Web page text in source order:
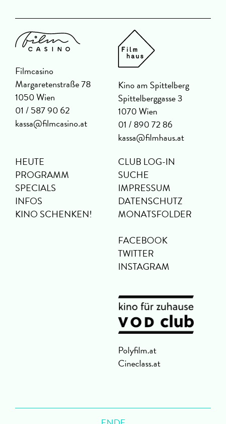
Filmcasino
Margaretenstraße 78
1050 Wien
01 / 587 90 62
kassa@filmcasino.at
Kino am Spittelberg
Spittelberggasse 3
1070 Wien
01 / 890 72 86
kassa@filmhaus.at
HEUTE
PROGRAMM
SPECIALS
INFOS
KINO SCHENKEN!
CLUB LOG-IN
SUCHE
IMPRESSUM
DATENSCHUTZ
MONATSFOLDER
FACEBOOK
TWITTER
INSTAGRAM
Polyfilm.at
Cineclass.at